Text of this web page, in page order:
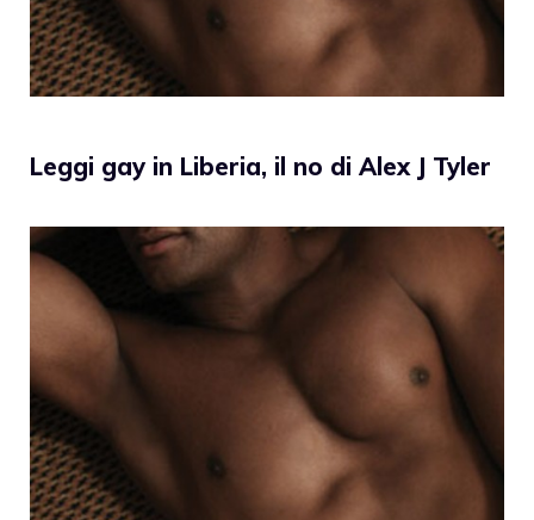
Leggi gay in Liberia, il no di Alex J Tyler